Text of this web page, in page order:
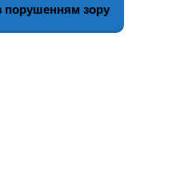
порушенням зору